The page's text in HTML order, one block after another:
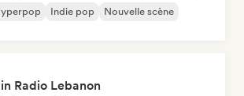
Indie pop Nouvelle scène
Radio Lebanon